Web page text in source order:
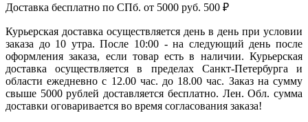
Доставка бесплатно по СПб. от 5000 руб. 500 ₽
Курьерская доставка осуществляется день в день при условии
заказа до 10 утра. После 10:00 - на следующий день после
оформления заказа, если товар есть в наличии. Курьерская
доставка осуществляется в пределах Санкт-Петербурга и
области ежедневно с 12.00 час. до 18.00 час. Заказ на сумму
свыше 5000 рублей доставляется бесплатно. Лен. Обл. сумма
доставки оговаривается во время согласования заказа!